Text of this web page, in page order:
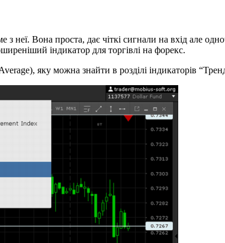
з неї. Вона проста, дає чіткі сигнали на вхід але
індикатор для торгівлі на форекс.
яку можна знайти в розділі індикаторів